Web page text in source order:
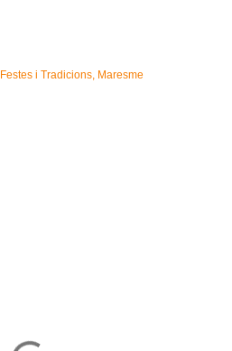
Festes i Tradicions Maresme